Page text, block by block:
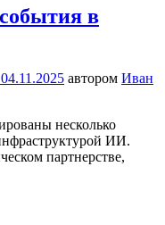
в
автором Иван
несколько
ИИ.
партнерстве,